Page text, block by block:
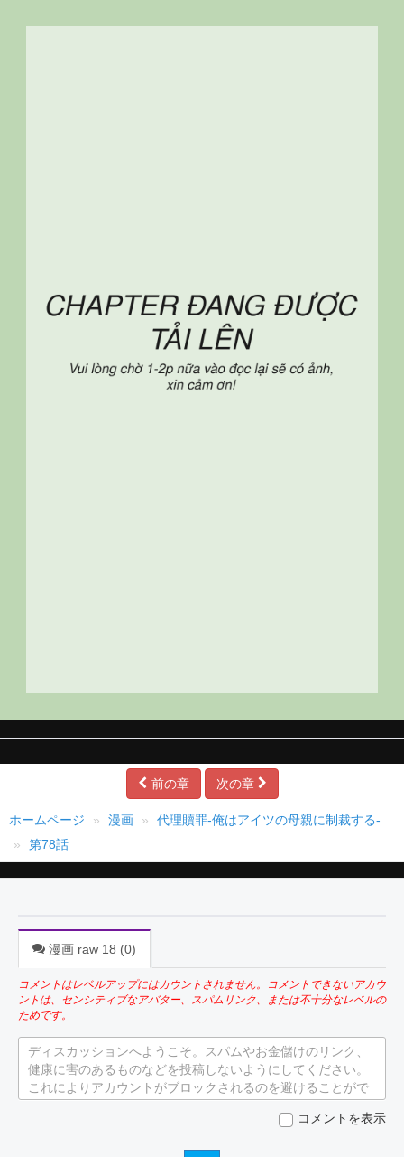
前の章 次の章
ホームページ 漫画
代理贖罪-俺はアイツの母親に制裁する-
第78話
漫画 raw 18 (0)
コメントはレベルアップにはカウントされません。コメントできないアカウ
ントは、センシティブなアバター、スパムリンク、または不十分なレベルの
ためです。
ディスカッションへようこそ。スパムやお金儲けのリンク、
健康に害のあるものなどを投稿しないようにしてください。
これによりアカウントがブロックされるのを避けることがで
コメントを表示